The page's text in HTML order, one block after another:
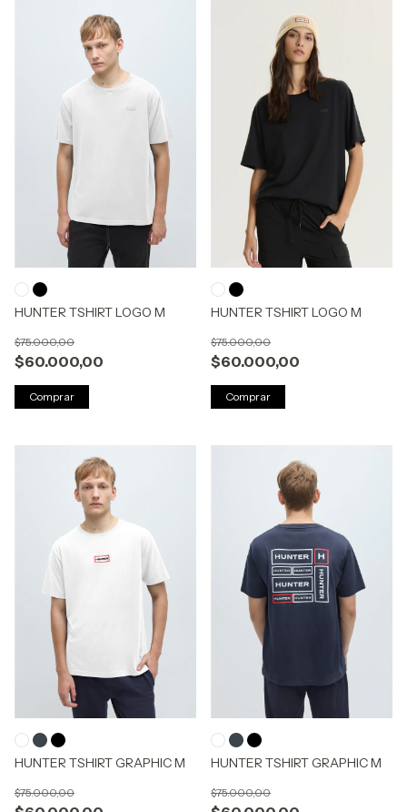
HUNTER TSHIRT LOGO M
$60.000,00
$75.000,00
Comprar
HUNTER TSHIRT LOGO M
$60.000,00
$75.000,00
Comprar
HUNTER TSHIRT GRAPHIC M
$75.000,00
HUNTER TSHIRT GRAPHIC M
$75.000,00